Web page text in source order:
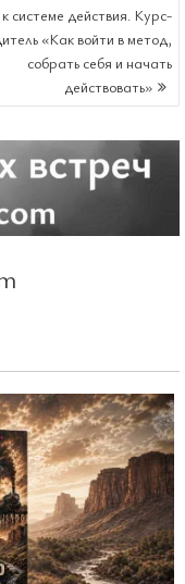
системе действия. Курс-
«Как войти в метод,
собрать себя и начать
действовать»